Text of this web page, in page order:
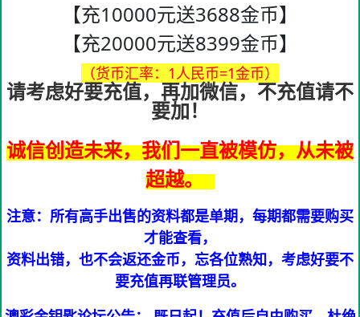
【充10000元送3688金币】
【充20000元送8399金币】
（货币汇率：1人民币=1金币）
请考虑好要充值，再加微信，不充值请不
要加！
诚信创造未来，我们一直被模仿，从未被
超越。
注意：所有高手出售的资料都是单期，每期都需要购买
才能查看，
资料出错，也不会返还金币，忘各位熟知，考虑好要不
要充值再联管理员。